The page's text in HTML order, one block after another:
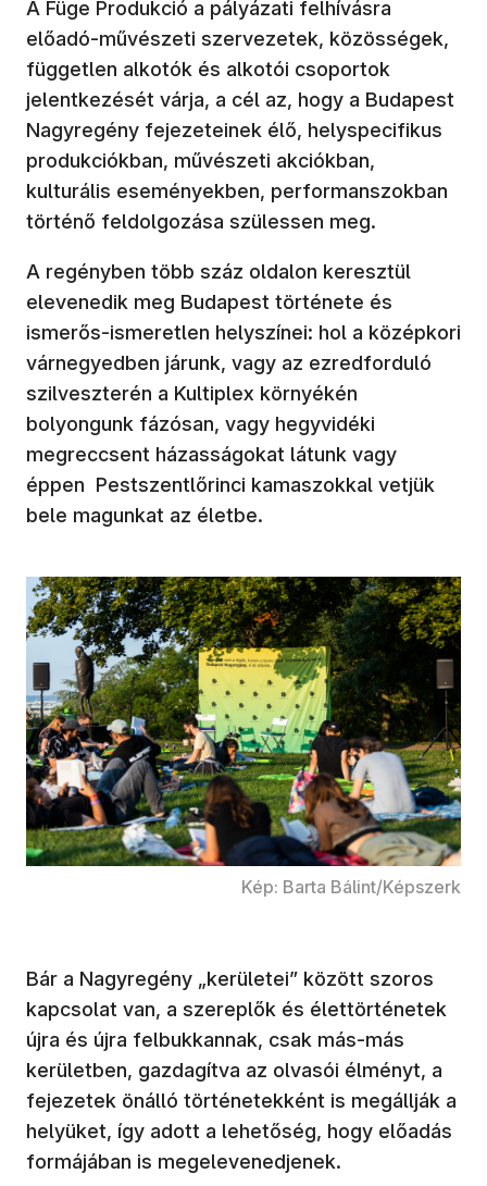
A Füge Produkció a pályázati felhívásra
előadó-művészeti szervezetek, közösségek,
független alkotók és alkotói csoportok
jelentkezését várja, a cél az, hogy a Budapest
Nagyregény fejezeteinek élő, helyspecifikus
produkciókban, művészeti akciókban,
kulturális eseményekben, performanszokban
történő feldolgozása szülessen meg.
A regényben több száz oldalon keresztül
elevenedik meg Budapest története és
ismerős-ismeretlen helyszínei: hol a középkori
várnegyedben járunk, vagy az ezredforduló
szilveszterén a Kultiplex környékén
bolyongunk fázósan, vagy hegyvidéki
megreccsent házasságokat látunk vagy
éppen Pestszentlőrinci kamaszokkal vetjük
bele magunkat az életbe.
Kép: Barta Bálint/Képszerk
Bár a Nagyregény „kerületei” között szoros
kapcsolat van, a szereplők és élettörténetek
újra és újra felbukkannak, csak más-más
kerületben, gazdagítva az olvasói élményt, a
fejezetek önálló történetekként is megállják a
helyüket, így adott a lehetőség, hogy előadás
formájában is megelevenedjenek.